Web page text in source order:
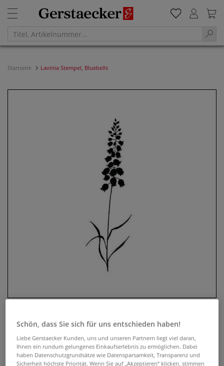
Startseite Lavinia Stempel, Bluebells
Lavinia Stempel, Bluebells
0 Bewertungen
Schön, dass Sie sich für uns entschieden haben!
Liebe Gerstaecker Kunden, uns und unseren Partnern liegt viel daran,
Ihnen ein rundum gelungenes Einkaufserlebnis zu ermöglichen. Dabei
haben Datenschutzgrundsätze wie Datensparsamkeit, Transparenz und
Sicherheit höchste Priorität. Wenn Sie auf „Akzeptieren“ klicken, stimmen